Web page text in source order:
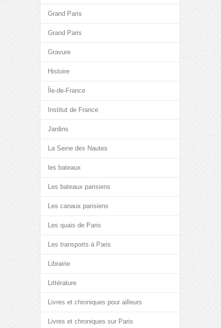
Grand Paris
Grand Paris
Gravure
Histoire
Île-de-France
Institut de France
Jardins
La Seine des Nautes
les bateaux
Les bateaux parisiens
Les canaux parisiens
Les quais de Paris
Les transports à Paris
Librairie
Littérature
Livres et chroniques pour ailleurs
Livres et chroniques sur Paris